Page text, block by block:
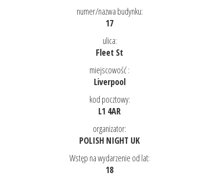
numer/nazwa budynku:
17
ulica:
Fleet St
miejscowość :
Liverpool
kod pocztowy:
L1 4AR
organizator:
POLISH NIGHT UK
Wstęp na wydarzenie od lat:
18